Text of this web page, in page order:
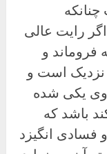
رایت عالی
فروماند و
نزدیک است و
وی یکی شده
باشد که
فسادی انگیزد